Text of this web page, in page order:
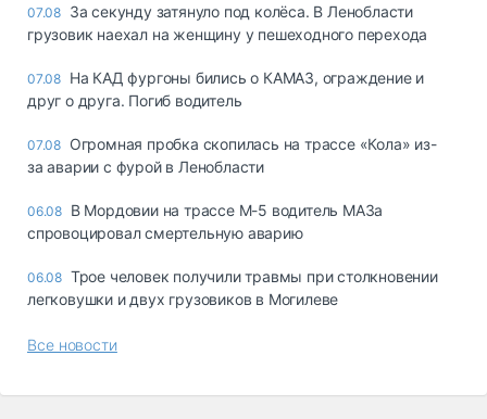
07.08 За секунду затянуло под колёса. В Ленобласти
грузовик наехал на женщину у пешеходного перехода
07.08 На КАД фургоны бились о КАМАЗ, ограждение и
друг о друга. Погиб водитель
07.08 Огромная пробка скопилась на трассе «Кола» из-
за аварии с фурой в Ленобласти
06.08 В Мордовии на трассе М-5 водитель МАЗа
спровоцировал смертельную аварию
06.08 Трое человек получили травмы при столкновении
легковушки и двух грузовиков в Могилеве
Все новости